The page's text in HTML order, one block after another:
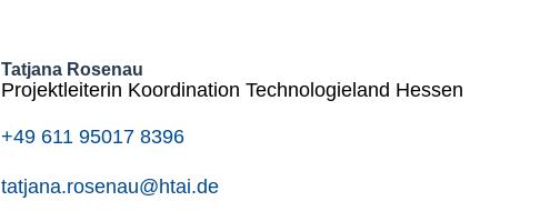
Tatjana Rosenau
Projektleiterin Koordination Technologieland Hessen
+49 611 95017 8396
tatjana.rosenau@htai.de